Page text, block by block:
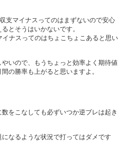
支マイナスってのはまずないので安心
とそうはいかないです。
ナスってのはちょこちょこあると思い
いので、もうちょっと効率よく期待値
の勝率も上がると思いますよ。
をこなしても必ずいつか逆ブレは起き
なるような状況で打ってはダメです